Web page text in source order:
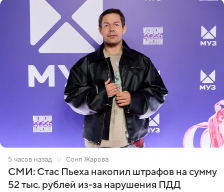
5 часов назад Соня Жарова
СМИ: Стас Пьеха накопил штрафов на сумму
52 тыс. рублей из-за нарушения ПДД